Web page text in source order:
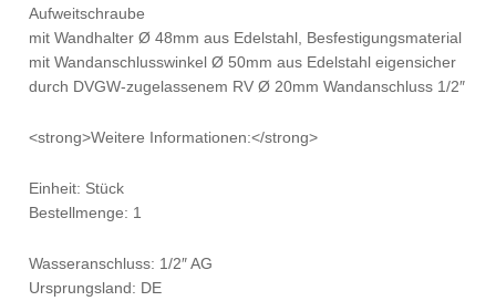
Aufweitschraube
mit Wandhalter Ø 48mm aus Edelstahl, Besfestigungsmaterial
mit Wandanschlusswinkel Ø 50mm aus Edelstahl eigensicher
durch DVGW-zugelassenem RV Ø 20mm Wandanschluss 1/2″
<strong>Weitere Informationen:</strong>
Einheit: Stück
Bestellmenge: 1
Wasseranschluss: 1/2″ AG
Ursprungsland: DE